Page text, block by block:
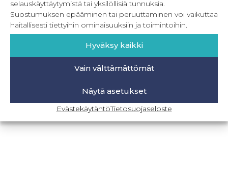
selauskäyttäytymistä tai yksilöllisiä tunnuksia.
Suostumuksen epääminen tai peruuttaminen voi vaikuttaa
haitallisesti tiettyihin ominaisuuksiin ja toimintoihin.
Hyväksy kaikki
Vain välttämättömät
Näytä asetukset
EvästekäytäntöTietosuojaseloste
Onnistu joustavien vaatteiden ompelussa
Laakasauman ompelu saumurilla
Jujunan ompelubingo heinä-joulukuulle
Retkeilyhousujen materiaalit ja tarvikkeet
BLOGI-SIVULLE